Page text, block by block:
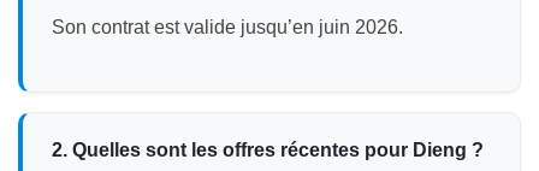
Son contrat est valide jusqu’en juin 2026.
2. Quelles sont les offres récentes pour Dieng ?